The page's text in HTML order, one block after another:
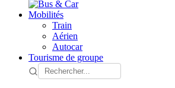
Mobilités
Train
Aérien
Autocar
Tourisme de groupe